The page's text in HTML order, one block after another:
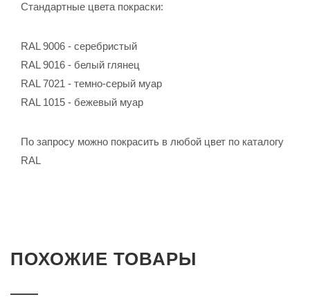
Стандартные цвета покраски:
RAL 9006 - серебристый
RAL 9016 - белый глянец
RAL 7021 - темно-серый муар
RAL 1015 - бежевый муар
По запросу можно покрасить в любой цвет по каталогу
RAL
ПОХОЖИЕ ТОВАРЫ